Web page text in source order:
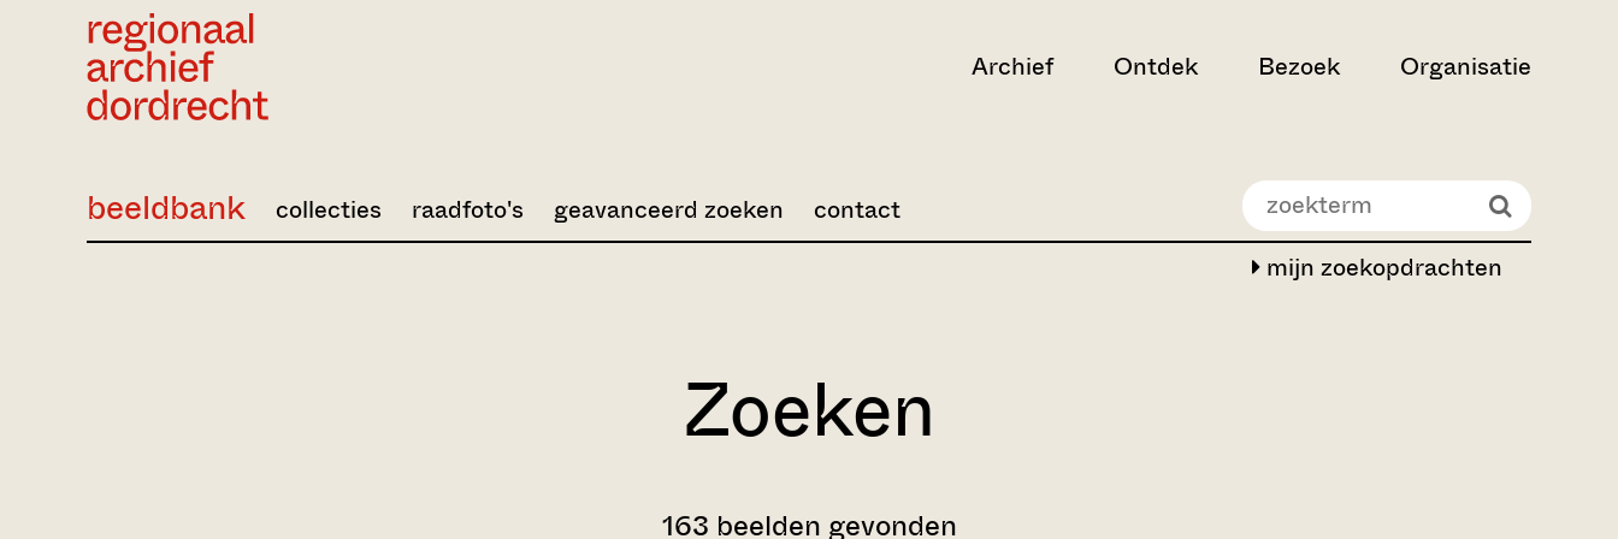
Archief Ontdek Bezoek Organisatie
mijn zoekopdrachten
beeldbank collecties raadfoto's geavanceerd zoeken contact
Zoeken
163 beelden gevonden